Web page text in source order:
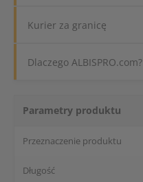
Kurier za granicę
Dlaczego ALBISPRO.com?
Parametry produktu
Przeznaczenie produktu
Długość